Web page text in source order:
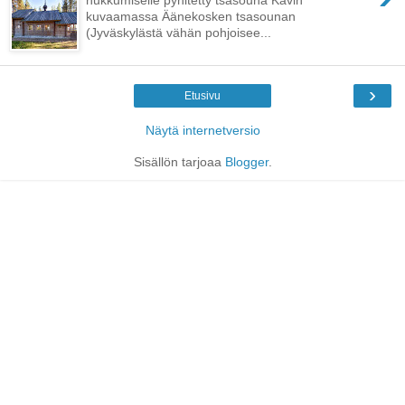
kuvaamassa Äänekosken tsasounan
(Jyväskylästä vähän pohjoisee...
›
Etusivu
Näytä internetversio
Sisällön tarjoaa Blogger.